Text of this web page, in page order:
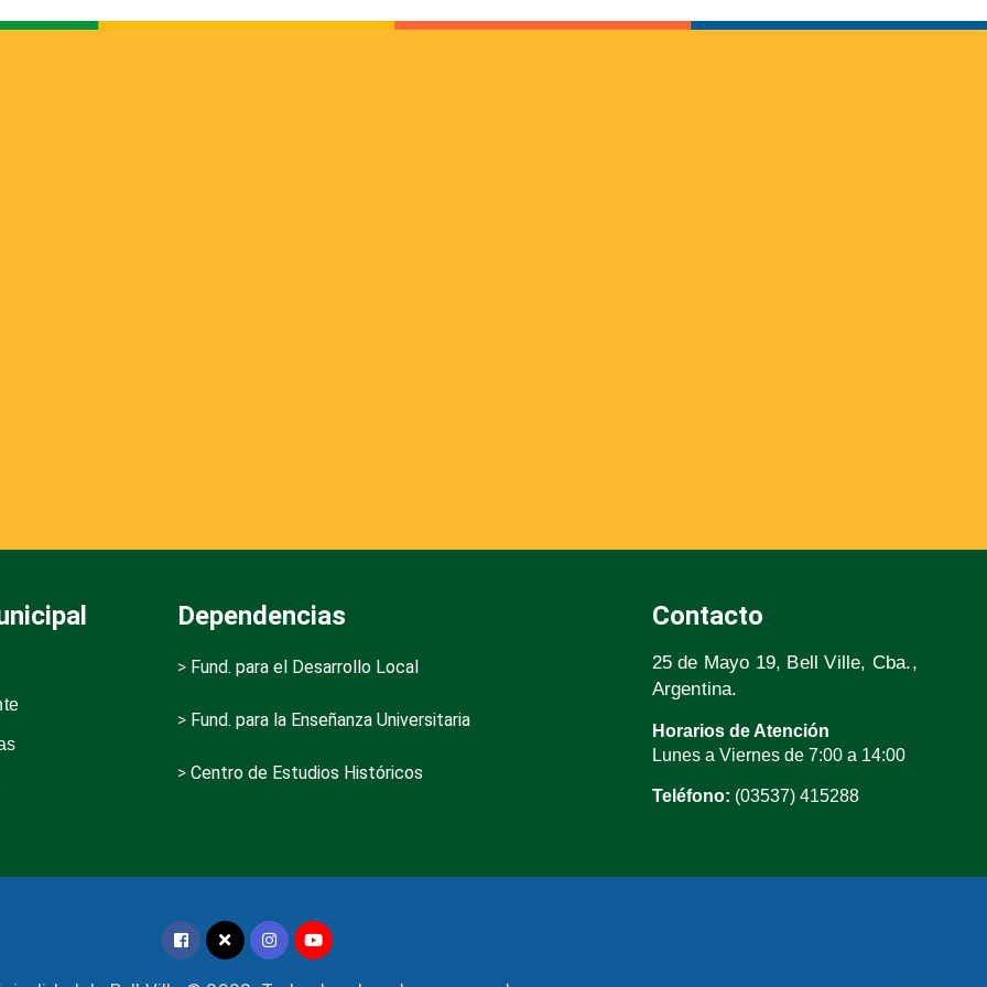
Dependencias
> Fund. para el Desarrollo Local
> Fund. para la Enseñanza Universitaria
> Centro de Estudios Históricos
Contacto
25 de Mayo 19, Bell Ville, Cba.,
Argentina.
Horarios de Atención
Lunes a Viernes de 7:00 a 14:00
Teléfono: (03537) 415288